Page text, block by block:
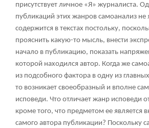
присутствует личное «Я» журналиста.
публикаций этих жанров самоанализ не
содержится в текстах постольку,
прояснить какую-то мысль, внести
начало в публикацию, показать
которой находился автор. Когда же
из подсобного фактора в одну из
то возникает своеобразный и вполне
исповеди. Что отличает жанр исповеди
кроме того, что предметом ее является
самого автора публикации? Поскольку